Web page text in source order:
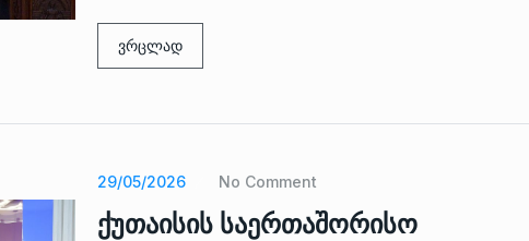
ვრცლად
29/05/2026 No Comment
ქუთაისის საერთაშორისო
გამართულ
2022
12